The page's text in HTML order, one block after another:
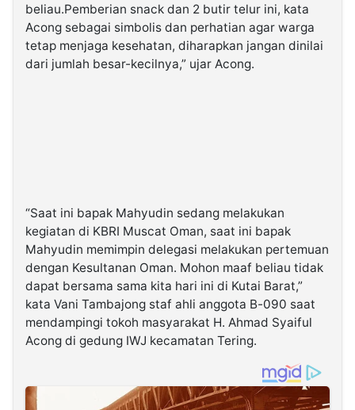
beliau.Pemberian snack dan 2 butir telur ini, kata
Acong sebagai simbolis dan perhatian agar warga
tetap menjaga kesehatan, diharapkan jangan dinilai
dari jumlah besar-kecilnya,” ujar Acong.
“Saat ini bapak Mahyudin sedang melakukan
kegiatan di KBRI Muscat Oman, saat ini bapak
Mahyudin memimpin delegasi melakukan pertemuan
dengan Kesultanan Oman. Mohon maaf beliau tidak
dapat bersama sama kita hari ini di Kutai Barat,”
kata Vani Tambajong staf ahli anggota B-090 saat
mendampingi tokoh masyarakat H. Ahmad Syaiful
Acong di gedung IWJ kecamatan Tering.